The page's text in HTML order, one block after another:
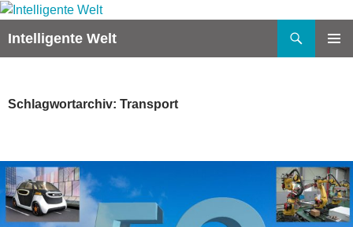
Zum
springen
Intelligente Welt
Schlagwortarchiv: Transport